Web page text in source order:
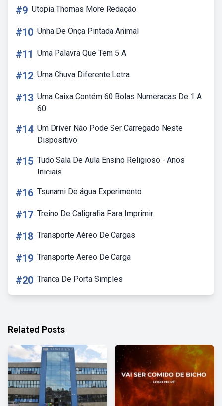
#9 Utopia Thomas More Redação
#10 Unha De Onça Pintada Animal
#11 Uma Palavra Que Tem 5 A
#12 Uma Chuva Diferente Letra
#13 Uma Caixa Contém 60 Bolas Numeradas De 1 A
60
#14 Um Driver Não Pode Ser Carregado Neste
Dispositivo
#15 Tudo Sala De Aula Ensino Religioso - Anos
Iniciais
#16 Tsunami De água Experimento
#17 Treino De Caligrafia Para Imprimir
#18 Transporte Aéreo De Cargas
#19 Transporte Aereo De Carga
#20 Tranca De Porta Simples
Related Posts